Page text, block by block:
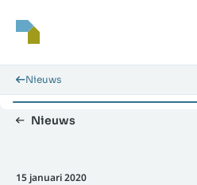
Nieuws
Nieuws
15 januari 2020